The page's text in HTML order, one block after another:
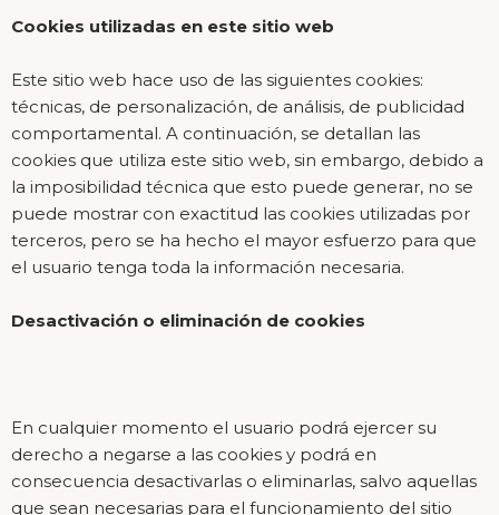
Cookies utilizadas en este sitio web
Este sitio web hace uso de las siguientes cookies:
técnicas, de personalización, de análisis, de publicidad
comportamental. A continuación, se detallan las
cookies que utiliza este sitio web, sin embargo, debido a
la imposibilidad técnica que esto puede generar, no se
puede mostrar con exactitud las cookies utilizadas por
terceros, pero se ha hecho el mayor esfuerzo para que
el usuario tenga toda la información necesaria.
Desactivación o eliminación de cookies
En cualquier momento el usuario podrá ejercer su
derecho a negarse a las cookies y podrá en
consecuencia desactivarlas o eliminarlas, salvo aquellas
que sean necesarias para el funcionamiento del sitio